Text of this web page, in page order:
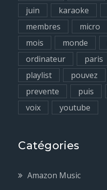
juin
karaoke
membres
micro
mois
monde
ordinateur
paris
playlist
pouvez
prevente
puis
voix
youtube
Catégories
Amazon Music